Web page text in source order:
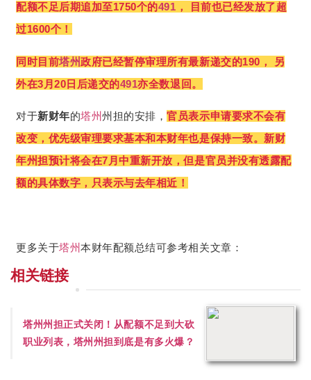
配额不足后期追加至1750个的491 ， 目前也已经发放了超
过1600个！
同时目前塔州政府已经暂停审理所有最新递交的190， 另
外在3月20日后递交的491亦全数退回。
对于新财年的塔州州担的安排，官员表示申请要求不会有
改变，优先级审理要求基本和本财年也是保持一致。新财
年州担预计将会在7月中重新开放，但是官员并没有透露配
额的具体数字，只表示与去年相近！
更多关于塔州本财年配额总结可参考相关文章：
相关链接
塔州州担正式关闭！从配额不足到大砍
职业列表，塔州州担到底是有多火爆？